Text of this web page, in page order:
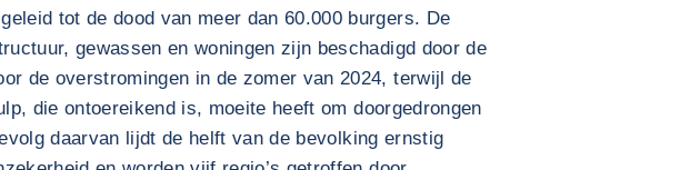
tot de dood van meer dan 60.000 burgers. De
gewassen en woningen zijn beschadigd door de
de overstromingen in de zomer van 2024, terwijl de
die ontoereikend is, moeite heeft om doorgedrongen
daarvan lijdt de helft van de bevolking ernstig